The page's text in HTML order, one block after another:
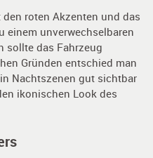
roten Akzenten und das
einem unverwechselbaren
sollte das Fahrzeug
Gründen entschied man
Nachtszenen gut sichtbar
ikonischen Look des